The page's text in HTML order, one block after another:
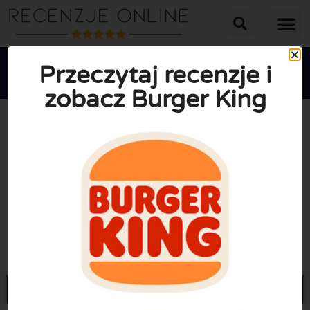

ŚREDNIA OCENA: 10/10
(0 Recenzje)
Przejdź do Burgerking.pl
Przeczytaj recenzje i
zobacz Burger King